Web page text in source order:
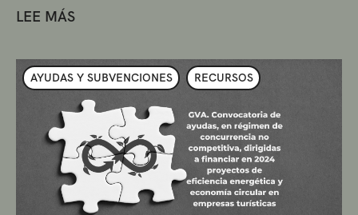
LEE MÁS
AYUDAS Y SUBVENCIONES RECURSOS